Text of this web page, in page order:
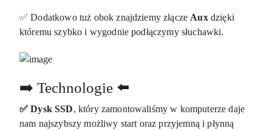
✅ Dodatkowo tuż obok znajdziemy złącze Auxdzięki
któremu szybko i wygodnie podłączymy słuchawki.
➡️ Technologie ⬅️
✅ Dysk SSD, który zamontowaliśmy w komputerze daje
nam najszybszy możliwy start oraz przyjemną i płynną